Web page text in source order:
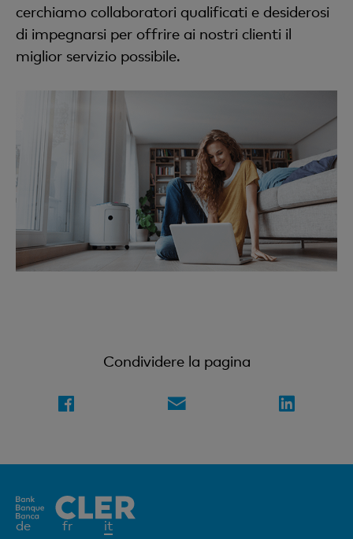
cerchiamo collaboratori qualificati e desiderosi
di impegnarsi per offrire ai nostri clienti il
miglior servizio possibile.
Condividere la pagina
de fr itElemento